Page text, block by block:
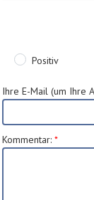
Positiv
Ihre E-Mail (um Ihre
Kommentar: *